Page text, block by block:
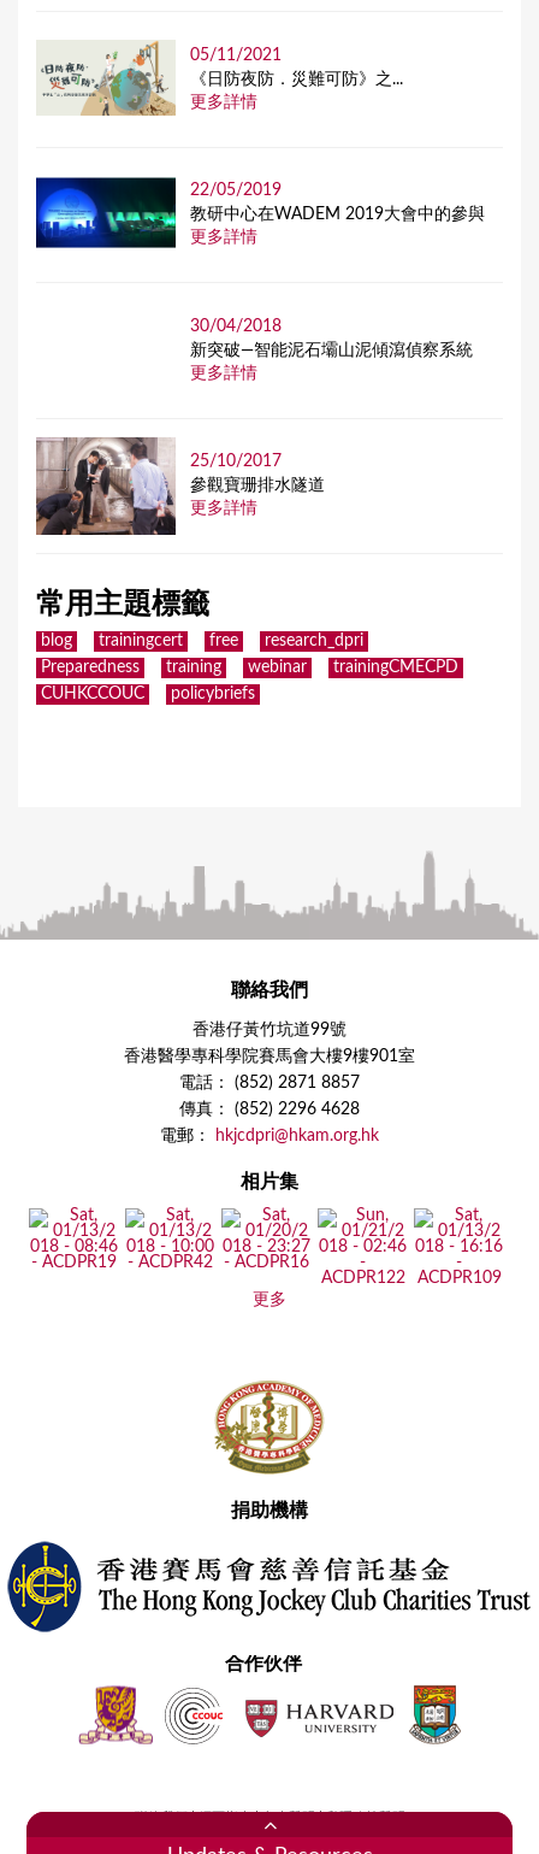
05/11/2021
《日防夜防．災難可防》之...
更多詳情
22/05/2019
教研中心在WADEM 2019大會中的參與
更多詳情
30/04/2018
新突破—智能泥石壩山泥傾瀉偵察系統
更多詳情
25/10/2017
參觀寶珊排水隧道
更多詳情
常用主題標籤
blog trainingcert free
research_dpri
Preparedness
training webinar
trainingCMECPD
CUHKCCOUC
policybriefs
聯絡我們
香港仔黃竹坑道99號
香港醫學專科學院賽馬會大樓9樓901室
電話： (852) 2871 8857
傳真： (852) 2296 4628
電郵：
hkjcdpri@hkam.org.hk
相片集
更多
捐助機構
合作伙伴
2020香港醫學專科學院 版權所有